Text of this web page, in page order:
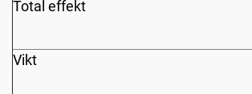
Total effekt
Vikt